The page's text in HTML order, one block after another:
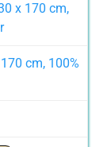
cm, 100%